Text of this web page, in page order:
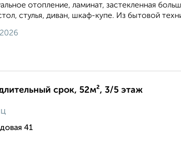
отопление, ламинат, застекленная
стулья, диван, шкаф-купе. Из бытовой
срок, 52м², 3/5 этаж
41